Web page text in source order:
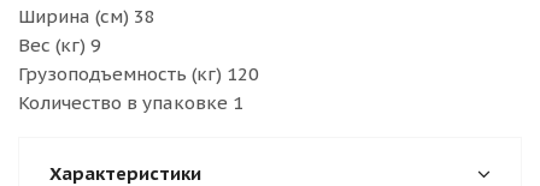
Ширина (см) 38
Вес (кг) 9
Грузоподъемность (кг) 120
Количество в упаковке 1
Характеристики